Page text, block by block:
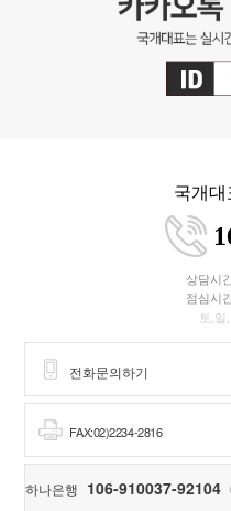
국개대
상담시
점심시
토,일
전화문의하기
FAX:02)2234-2816
하나은행 106-910037-92104